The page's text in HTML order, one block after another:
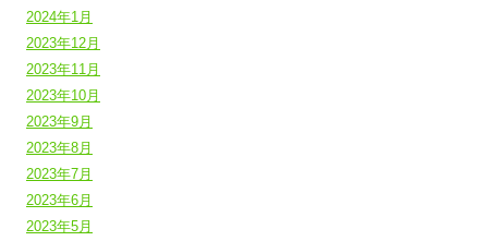
2024年1月
2023年12月
2023年11月
2023年10月
2023年9月
2023年8月
2023年7月
2023年6月
2023年5月